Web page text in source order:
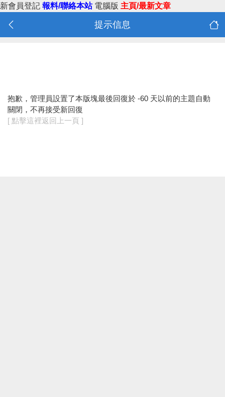
新會員登記 報料/聯絡本站 電腦版 主頁/最新文章
提示信息
抱歉，管理員設置了本版塊最後回復於 -60 天以前的主題自動
關閉，不再接受新回復
[ 點擊這裡返回上一頁 ]